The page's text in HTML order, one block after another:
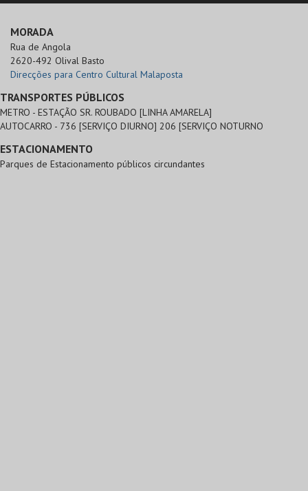
MORADA
Rua de Angola
2620-492 Olival Basto
Direcções para Centro Cultural Malaposta
TRANSPORTES PÚBLICOS
METRO - ESTAÇÃO SR. ROUBADO [LINHA AMARELA]
AUTOCARRO - 736 [SERVIÇO DIURNO] 206 [SERVIÇO NOTURNO
ESTACIONAMENTO
Parques de Estacionamento públicos circundantes